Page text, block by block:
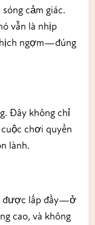
cảm giác.
vẫn là nhịp
ngợm—đúng
Đây không chỉ
chơi quyền
lành.
được lấp đầy—ở
cao, và không